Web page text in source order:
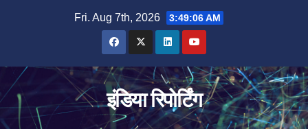
Fri. Aug 7th, 2026 3:49:06 AM
इंडिया रिपोर्टिंग